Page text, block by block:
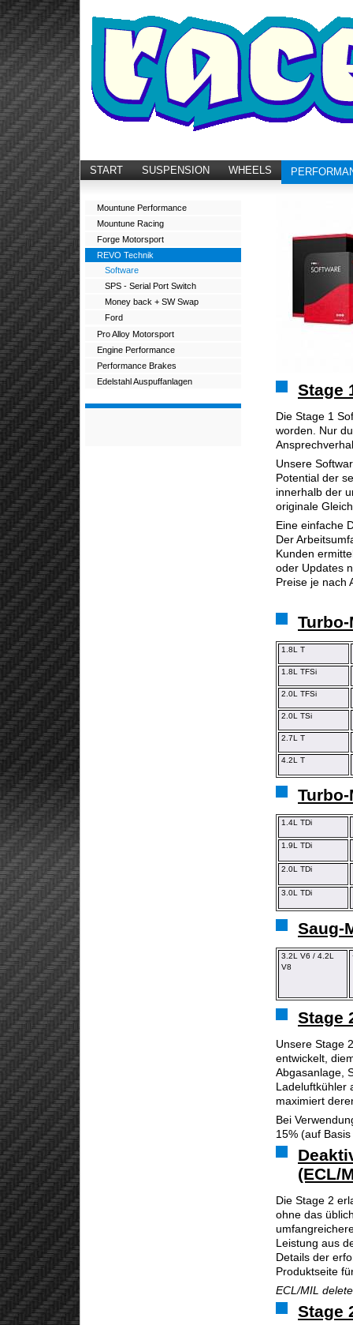
START SUSPENSION WHEELS
Mountune Performance
Mountune Racing
Forge Motorsport
REVO Technik
Software
SPS - Serial Port Switch
Money back + SW Swap
Ford
Pro Alloy Motorsport
Engine Performance
Performance Brakes
Edelstahl Auspuffanlagen
Stage
Die Stage 1
worden. Nur
Unsere
Potential der
innerhalb der
originale
Eine einfache
Der
Kunden
oder Updates
Preise je nach
1.8L T
1.8L TFSi
2.0L TFSi
2.0L TSi
2.7L T
4.2L T
1.4L TDi
1.9L TDi
2.0L TDi
3.0L TDi
Saug-
3.2L V6 / 4.2L
V8
Stage
Unsere Stage
entwickelt,
Abgasanlage,
Ladeluftkühler
maximiert
Bei
15% (auf
(ECL/
Die Stage 2
ohne das
Leistung aus
Details der
Produktseite
ECL/MIL
Stage